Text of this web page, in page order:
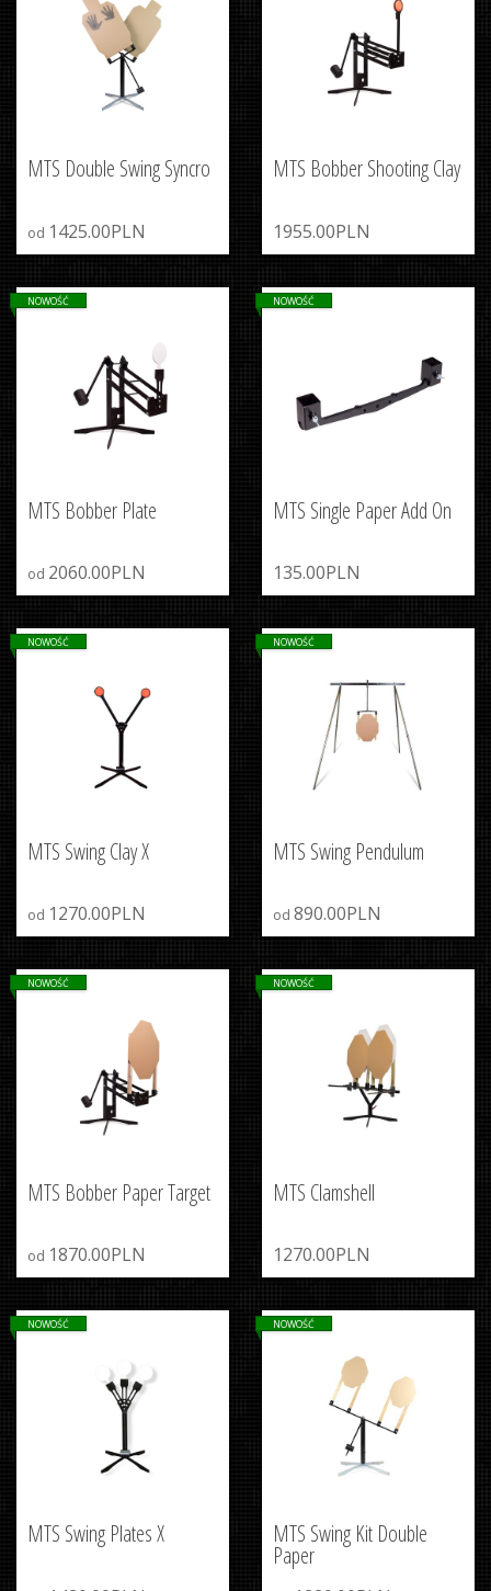
MTS Double Swing Syncro
od 1425.00PLN
MTS Bobber Shooting Clay
1955.00PLN
MTS Bobber Plate
od 2060.00PLN
NOWOŚĆ
MTS Single Paper Add On
135.00PLN
NOWOŚĆ
MTS Swing Clay X
od 1270.00PLN
NOWOŚĆ
MTS Swing Pendulum
od 890.00PLN
NOWOŚĆ
MTS Bobber Paper Target
od 1870.00PLN
NOWOŚĆ
MTS Clamshell
1270.00PLN
NOWOŚĆ
MTS Swing Plates X
NOWOŚĆ
MTS Swing Kit Double
Paper
NOWOŚĆ